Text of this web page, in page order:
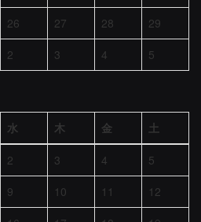
26 27 28
29
2 3 4 5
水 木 金 土
2 3 4
5
9 10 11
12